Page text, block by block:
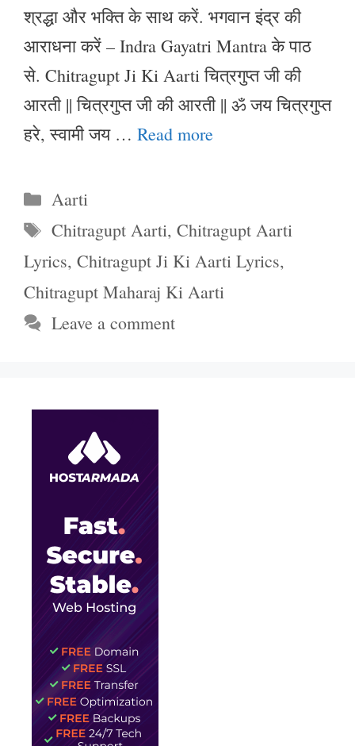
श्रद्धा और भक्ति के साथ करें. भगवान इंद्र की
आराधना करें – Indra Gayatri Mantra के पाठ
से. Chitragupt Ji Ki Aarti चित्रगुप्त जी की
आरती || चित्रगुप्त जी की आरती || ॐ जय चित्रगुप्त
हरे, स्वामी जय … Read more
Categories
Aarti
Tags
Chitragupt Aarti,Chitragupt Aarti
Lyrics, Chitragupt Ji Ki Aarti Lyrics,
Chitragupt Maharaj Ki Aarti
Leave a comment